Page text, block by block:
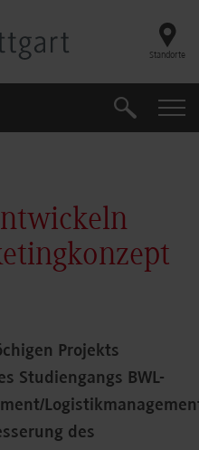
Standorte
Suche
Projekts
Studiengangs BWL-
des